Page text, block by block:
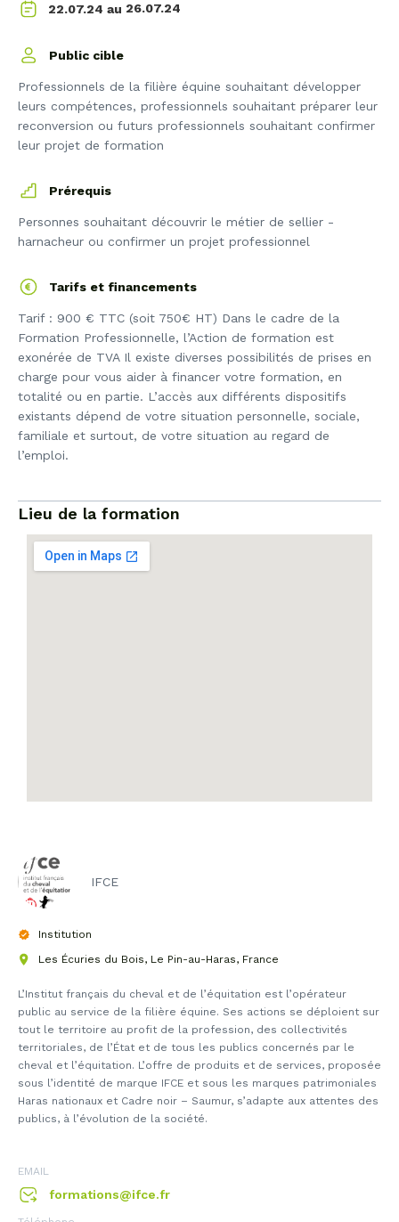
22.07.24 au 26.07.24
Public cible
Professionnels de la filière équine souhaitant développer
leurs compétences, professionnels souhaitant préparer leur
reconversion ou futurs professionnels souhaitant confirmer
leur projet de formation
Prérequis
Personnes souhaitant découvrir le métier de sellier -
harnacheur ou confirmer un projet professionnel
Tarifs et financements
Tarif : 900 € TTC (soit 750€ HT) Dans le cadre de la
Formation Professionnelle, l’Action de formation est
exonérée de TVA Il existe diverses possibilités de prises en
charge pour vous aider à financer votre formation, en
totalité ou en partie. L’accès aux différents dispositifs
existants dépend de votre situation personnelle, sociale,
familiale et surtout, de votre situation au regard de
l’emploi.
Lieu de la formation
IFCE
Institution
Les Écuries du Bois, Le Pin-au-Haras, France
L’Institut français du cheval et de l’équitation est l’opérateur
public au service de la filière équine. Ses actions se déploient sur
tout le territoire au profit de la profession, des collectivités
territoriales, de l’État et de tous les publics concernés par le
cheval et l’équitation. L’offre de produits et de services, proposée
sous l’identité de marque IFCE et sous les marques patrimoniales
Haras nationaux et Cadre noir – Saumur, s’adapte aux attentes des
publics, à l’évolution de la société.
EMAIL
formations@ifce.fr